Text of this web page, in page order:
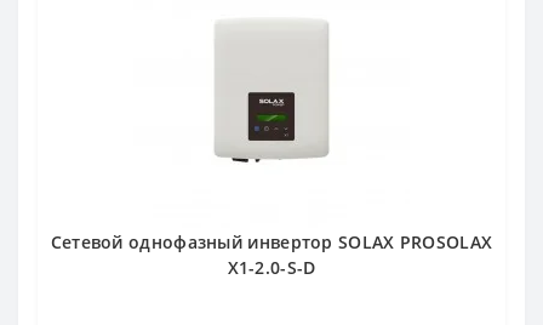
Сетевой однофазный инвертор SOLAX PROSOLAX
Х1-2.0-S-D